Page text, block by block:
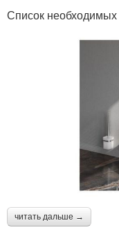
Список
читать дальше →